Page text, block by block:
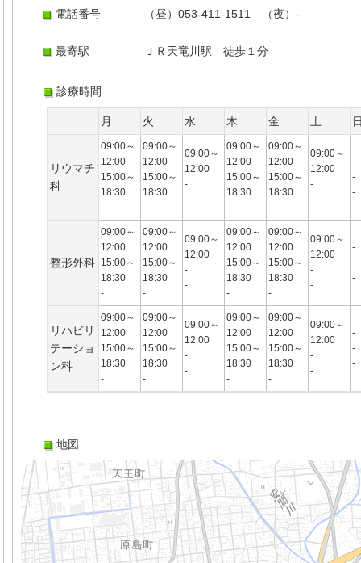
電話番号 （昼）053-411-1511 （夜）-
最寄駅 ＪＲ天竜川駅 徒歩１分
診療時間
月 火 水 木 金 土
リウマチ
科
09:00～
12:00
15:00～
18:30
-
09:00～
12:00
15:00～
18:30
-
09:00～
12:00
-
-
09:00～
12:00
15:00～
18:30
-
09:00～
12:00
15:00～
18:30
-
09:00～
12:00
-
-
-
-
-
整形外科
09:00～
12:00
15:00～
18:30
-
09:00～
12:00
15:00～
18:30
-
09:00～
12:00
-
-
09:00～
12:00
15:00～
18:30
-
09:00～
12:00
15:00～
18:30
-
09:00～
12:00
-
-
-
-
-
リハビリ
テーショ
ン科
09:00～
12:00
15:00～
18:30
-
09:00～
12:00
15:00～
18:30
-
09:00～
12:00
-
-
09:00～
12:00
15:00～
18:30
-
09:00～
12:00
15:00～
18:30
-
09:00～
12:00
-
-
-
-
-
地図